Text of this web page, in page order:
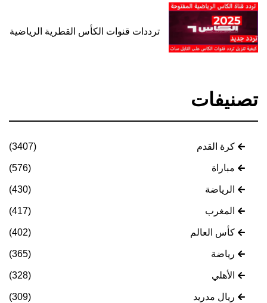
ترددات قنوات الكأس القطرية الرياضية
تصنيفات
كرة القدم (3407)
مباراة (576)
الرياضة (430)
المغرب (417)
كأس العالم (402)
رياضة (365)
الأهلي (328)
ريال مدريد (309)